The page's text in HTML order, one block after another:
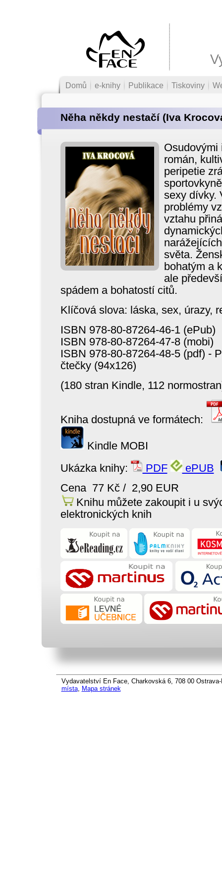
Domů e-knihy Publikace Tiskoviny
Něha někdy nestačí (Iva
Osudovými
román,
peripetie
sexy dívky.
problémy
vztahu
světa.
bohatým a
ale
spádem a bohatostí citů.
Klíčová slova: láska, sex, úrazy,
ISBN 978-80-87264-46-1 (ePub)
ISBN 978-80-87264-47-8 (mobi)
ISBN 978-80-87264-48-5 (pdf) -
čtečky (94x126)
(180 stran Kindle, 112
Kniha dostupná ve formátech:
Kindle MOBI
Ukázka knihy:
PDF
ePUB
Cena 77 Kč / 2,90 EUR
Knihu můžete zakoupit i u
elektronických knih
Vydavatelství En Face, Charkovská 6, 708 00
místa, Mapa stránek